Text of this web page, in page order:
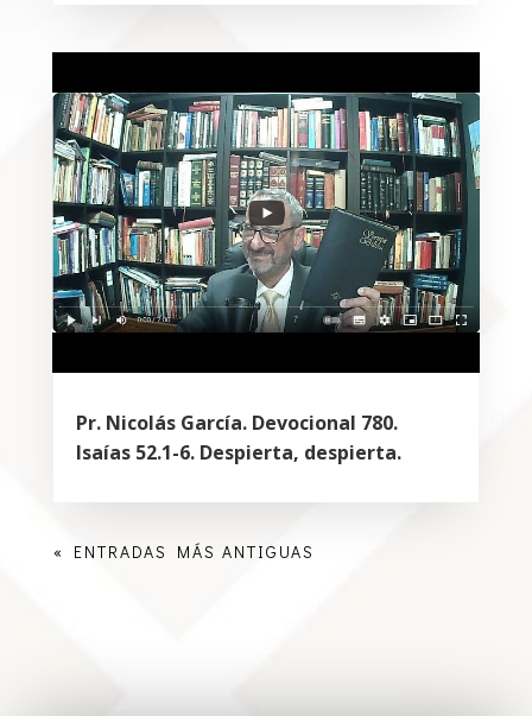
Pr. Nicolás García. Devocional 780.
Isaías 52.1-6. Despierta, despierta.
« ENTRADAS MÁS ANTIGUAS